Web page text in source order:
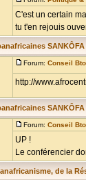
C'est un certain
tu t'en rejouis
SANKÔFA
Forum: Conseil
http://
SANKÔFA
Forum: Conseil
UP !
Le conférencier
de la